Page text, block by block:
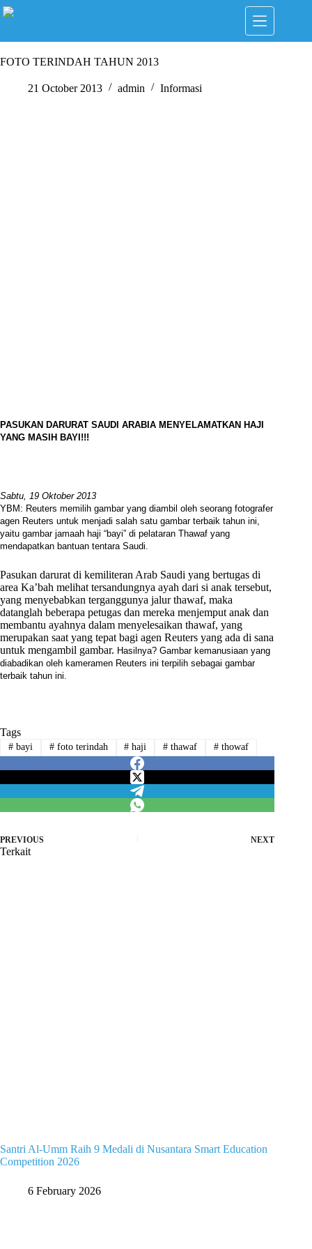
Skip
to
FOTO TERINDAH TAHUN 2013
21 October 2013 admin Informasi
PASUKAN DARURAT SAUDI ARABIA MENYELAMATKAN HAJI
YANG MASIH BAYI!!!
Sabtu, 19 Oktober 2013
YBM: Reuters memilih gambar yang diambil oleh seorang fotografer
agen Reuters untuk menjadi salah satu gambar terbaik tahun ini,
yaitu gambar jamaah haji “bayi” di pelataran Thawaf yang
mendapatkan bantuan tentara Saudi.
Pasukan darurat di kemiliteran Arab Saudi yang bertugas di
area Ka’bah melihat tersandungnya ayah dari si anak tersebut,
yang menyebabkan terganggunya jalur thawaf, maka
datanglah beberapa petugas dan mereka menjemput anak dan
membantu ayahnya dalam menyelesaikan thawaf, yang
merupakan saat yang tepat bagi agen Reuters yang ada di sana
untuk mengambil gambar. Hasilnya? Gambar kemanusiaan yang
diabadikan oleh kameramen Reuters ini terpilih sebagai gambar
terbaik tahun ini.
Tags
#bayi #foto terindah # haji # thawaf # thowaf
PREVIOUS NEXT
Terkait
Santri Al-Umm Raih 9 Medali di Nusantara Smart Education
Competition 2026
6 February 2026